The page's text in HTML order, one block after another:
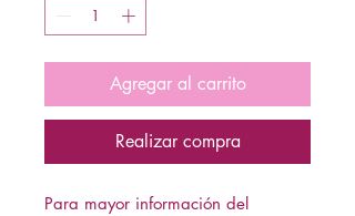
Agregar al carrito
Realizar compra
Para mayor información del